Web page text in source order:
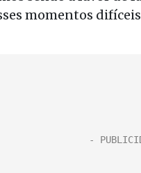
momentos